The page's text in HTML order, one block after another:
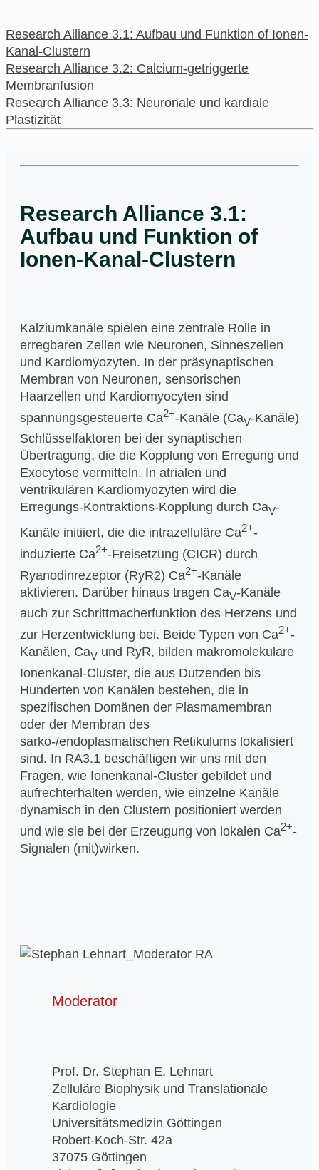
Research Alliance 3.1: Aufbau und Funktion of Ionen-
Kanal-Clustern
Research Alliance 3.2: Calcium-getriggerte
Membranfusion
Research Alliance 3.3: Neuronale und kardiale
Plastizität
Research Alliance 3.1:
Aufbau und Funktion of
Ionen-Kanal-Clustern
Kalziumkanäle spielen eine zentrale Rolle in
erregbaren Zellen wie Neuronen, Sinneszellen
und Kardiomyozyten. In der präsynaptischen
Membran von Neuronen, sensorischen
Haarzellen und Kardiomyocyten sind
spannungsgesteuerte Ca2+-Kanäle (CaV-Kanäle)
Schlüsselfaktoren bei der synaptischen
Übertragung, die die Kopplung von Erregung und
Exocytose vermitteln. In atrialen und
ventrikulären Kardiomyozyten wird die
Erregungs-Kontraktions-Kopplung durch CaV-
Kanäle initiiert, die die intrazelluläre Ca2+-
induzierte Ca2+-Freisetzung (CICR) durch
Ryanodinrezeptor (RyR2) Ca2+-Kanäle
aktivieren. Darüber hinaus tragen CaV-Kanäle
auch zur Schrittmacherfunktion des Herzens und
zur Herzentwicklung bei. Beide Typen von Ca2+-
Kanälen, CaV und RyR, bilden makromolekulare
Ionenkanal-Cluster, die aus Dutzenden bis
Hunderten von Kanälen bestehen, die in
spezifischen Domänen der Plasmamembran
oder der Membran des
sarko-/endoplasmatischen Retikulums lokalisiert
sind. In RA3.1 beschäftigen wir uns mit den
Fragen, wie Ionenkanal-Cluster gebildet und
aufrechterhalten werden, wie einzelne Kanäle
dynamisch in den Clustern positioniert werden
und wie sie bei der Erzeugung von lokalen Ca2+-
Signalen (mit)wirken.
Moderator
Prof. Dr. Stephan E. Lehnart
Zelluläre Biophysik und Translationale
Kardiologie
Universitätsmedizin Göttingen
Robert-Koch-Str. 42a
37075 Göttingen